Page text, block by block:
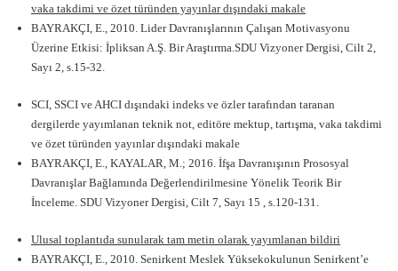
vaka takdimi ve özet türünden yayınlar dışındaki makale
BAYRAKÇI, E., 2010. Lider Davranışlarının Çalışan Motivasyonu
Üzerine Etkisi: İpliksan A.Ş. Bir Araştırma.SDU Vizyoner Dergisi, Cilt 2,
Sayı 2, s.15-32.
SCI, SSCI ve AHCI dışındaki indeks ve özler tarafından taranan
dergilerde yayımlanan teknik not, editöre mektup, tartışma, vaka takdimi
ve özet türünden yayınlar dışındaki makale
BAYRAKÇI, E., KAYALAR, M.; 2016. İfşa Davranışının Prososyal
Davranışlar Bağlamında Değerlendirilmesine Yönelik Teorik Bir
İnceleme. SDU Vizyoner Dergisi, Cilt 7, Sayı 15 , s.120-131.
Ulusal toplantıda sunularak tam metin olarak yayımlanan bildiri
BAYRAKÇI, E., 2010. Senirkent Meslek Yüksekokulunun Senirkent’e